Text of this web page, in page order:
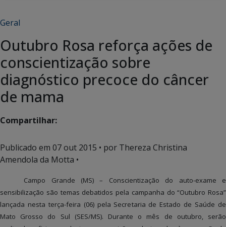
Geral
Outubro Rosa reforça ações de
conscientização sobre
diagnóstico precoce do câncer
de mama
Compartilhar:
Publicado em 07 out 2015 • por Thereza Christina
Amendola da Motta •
Campo Grande (MS) – Conscientização do auto-exame e
sensibilização são temas debatidos pela campanha do “Outubro Rosa”
lançada nesta terça-feira (06) pela Secretaria de Estado de Saúde de
Mato Grosso do Sul (SES/MS). Durante o mês de outubro, serão